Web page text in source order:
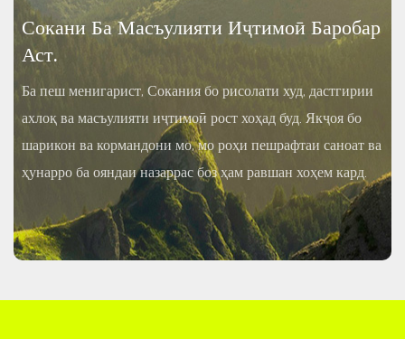
Сокани Ба Масъулияти Иҷтимоӣ Баробар
Аст.
Ба пеш менигарист, Сокания бо рисолати худ, дастгирии
ахлоқ ва масъулияти иҷтимоӣ рост хоҳад буд. Якҷоя бо
шарикон ва кормандони мо, мо роҳи пешрафтаи саноат ва
ҳунарро ба ояндаи назаррас боз ҳам равшан хоҳем кард.